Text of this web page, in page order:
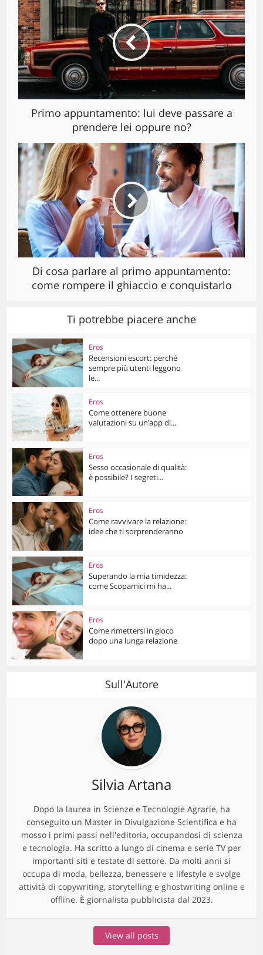
Primo appuntamento: lui deve passare a
prendere lei oppure no?
Di cosa parlare al primo appuntamento:
come rompere il ghiaccio e conquistarlo
Ti potrebbe piacere anche
Eros
Recensioni escort: perché
sempre più utenti leggono
le...
Eros
Come ottenere buone
valutazioni su un’app di...
Eros
Sesso occasionale di qualità:
è possibile? I segreti...
Eros
Come ravvivare la relazione:
idee che ti sorprenderanno
Eros
Superando la mia timidezza:
come Scopamici mi ha...
Eros
Come rimettersi in gioco
dopo una lunga relazione
Sull'Autore
Silvia Artana
Dopo la laurea in Scienze e Tecnologie Agrarie, ha
conseguito un Master in Divulgazione Scientifica e ha
mosso i primi passi nell'editoria, occupandosi di scienza
e tecnologia. Ha scritto a lungo di cinema e serie TV per
importanti siti e testate di settore. Da molti anni si
occupa di moda, bellezza, benessere e lifestyle e svolge
attività di copywriting, storytelling e ghostwriting online e
offline. È giornalista pubblicista dal 2023.
View all posts